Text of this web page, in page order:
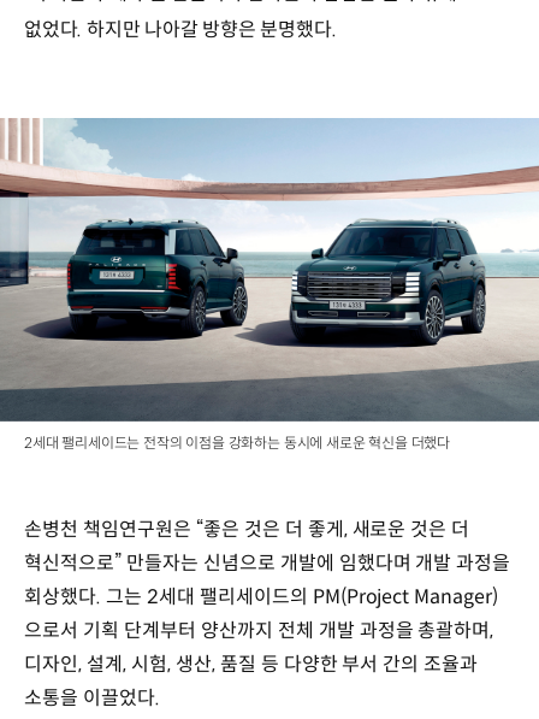
없었다. 하지만 나아갈 방향은 분명했다.
2세대 팰리세이드는 전작의 이점을 강화하는 동시에 새로운 혁신을 더했다
손병천 책임연구원은 “좋은 것은 더 좋게, 새로운 것은 더
혁신적으로” 만들자는 신념으로 개발에 임했다며 개발 과정을
회상했다. 그는 2세대 팰리세이드의 PM(Project Manager)
으로서 기획 단계부터 양산까지 전체 개발 과정을 총괄하며,
디자인, 설계, 시험, 생산, 품질 등 다양한 부서 간의 조율과
소통을 이끌었다.